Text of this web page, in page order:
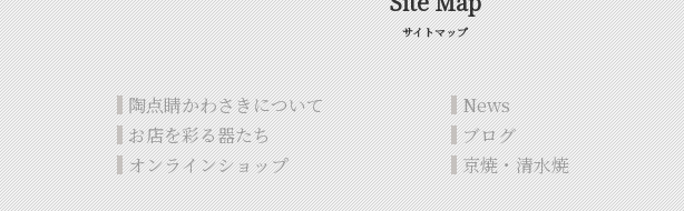
サイトマップ
陶点睛かわさきについて
お店を彩る器たち
オンラインショップ
News
ブログ
京焼・清水焼